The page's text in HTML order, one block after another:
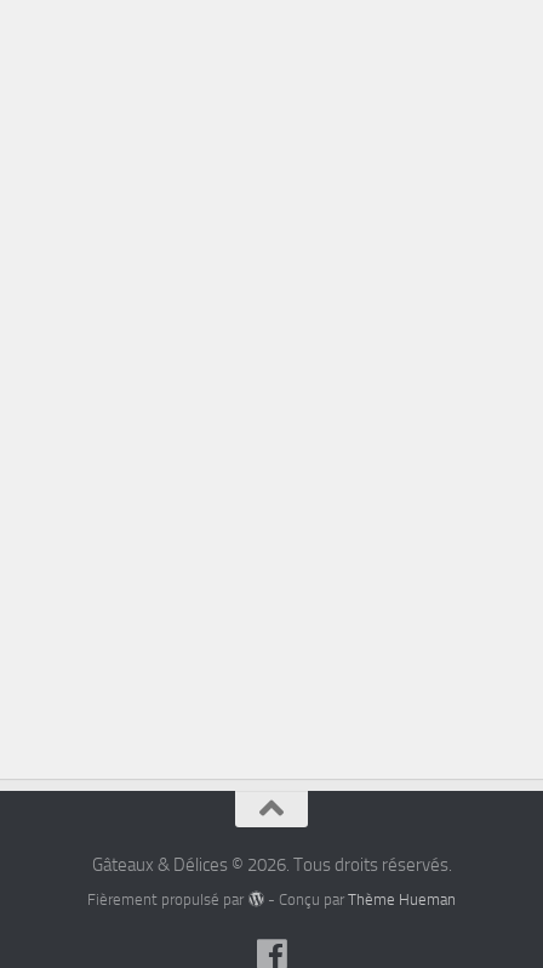
Gâteaux & Délices © 2026. Tous droits réservés.
Fièrement propulsé par - Conçu par Thème Hueman